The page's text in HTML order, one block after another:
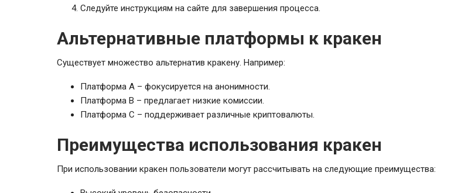
Следуйте инструкциям на сайте для завершения процесса.
Альтернативные платформы к кракен
Существует множество альтернатив кракену. Например:
Платформа A – фокусируется на анонимности.
Платформа B – предлагает низкие комиссии.
Платформа C – поддерживает различные криптовалюты.
Преимущества использования кракен
При использовании кракен пользователи могут рассчитывать на следующие преимущества: